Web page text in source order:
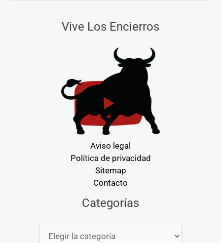
Vive Los Encierros
Aviso legal
Política de privacidad
Sitemap
Contacto
Categorías